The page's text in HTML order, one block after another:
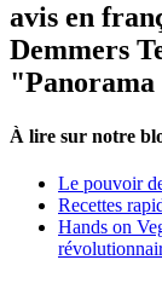
avis en
Demmers
"Panorama
À lire sur notre
Le pouvoir
Recettes
Hands on